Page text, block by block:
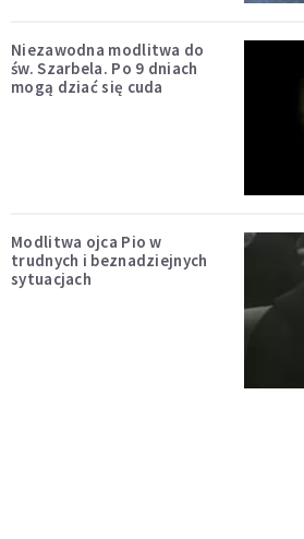
Niezawodna modlitwa do
św. Szarbela. Po 9 dniach
mogą dziać się cuda
Modlitwa ojca Pio w
trudnych i beznadziejnych
sytuacjach